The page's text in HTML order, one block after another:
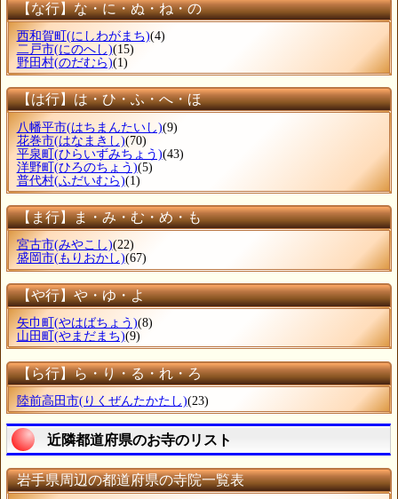
【な行】な・に・ぬ・ね・の
西和賀町 (にしわがまち)(4)
二戸市(にのへし)(15)
野田村(のだむら)(1)
【は行】は・ひ・ふ・へ・ほ
八幡平市(はちまんたいし)(9)
花巻市(はなまきし)(70)
平泉町(ひらいずみちょう)(43)
洋野町(ひろのちょう)(5)
普代村(ふだいむら)(1)
【ま行】ま・み・む・め・も
宮古市(みやこし)(22)
盛岡市(もりおかし)(67)
【や行】や・ゆ・よ
矢巾町 (やはばちょう)(8)
山田町 (やまだまち)(9)
【ら行】ら・り・る・れ・ろ
陸前高田市(りくぜんたかたし)(23)
近隣都道府県のお寺のリスト
岩手県周辺の都道府県の寺院一覧表